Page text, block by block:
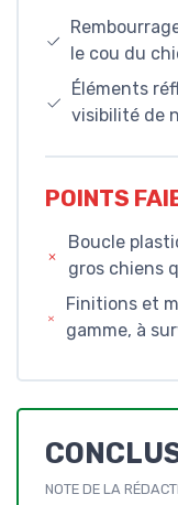
le cou du
Éléments
visibilité de
POINTS
Boucle
gros chiens
Finitions et
gamme, à
NOTE DE LA